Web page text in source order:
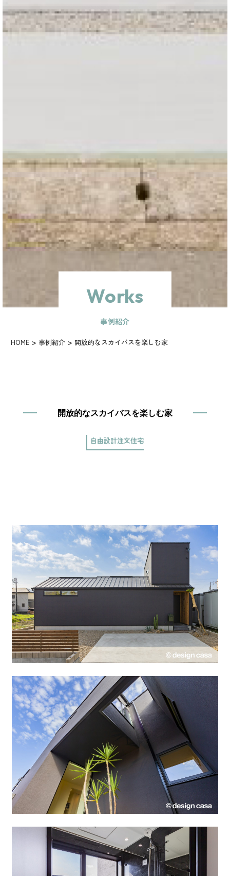
Works
事例紹介
HOME 事例紹介 開放的なスカイバスを楽しむ家
開放的なスカイバスを楽しむ家
自由設計注文住宅